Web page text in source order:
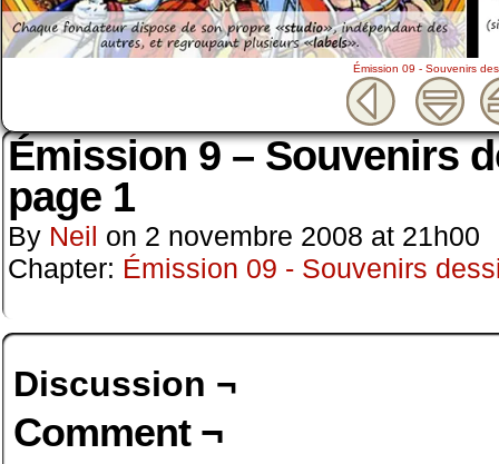
Émission 09 - Souvenirs
Émission 9 – Souvenirs
page 1
By Neil on 2 novembre 2008 at 21h00
Chapter: Émission 09 - Souvenirs
Discussion ¬
Comment ¬